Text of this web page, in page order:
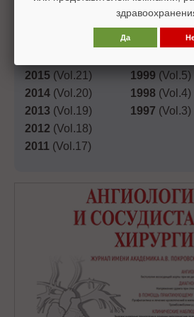
2019 (Vol.25)
2015 (Vol.21)
2014 (Vol.20)
2013 (Vol.19)
2012 (Vol.18)
2011 (Vol.17)
2003(Vol.9)
(Vol.8)
2001
(Vol.7)
1999 (Vol.5)
1998 (Vol.4)
1997 (Vol.3)
Да